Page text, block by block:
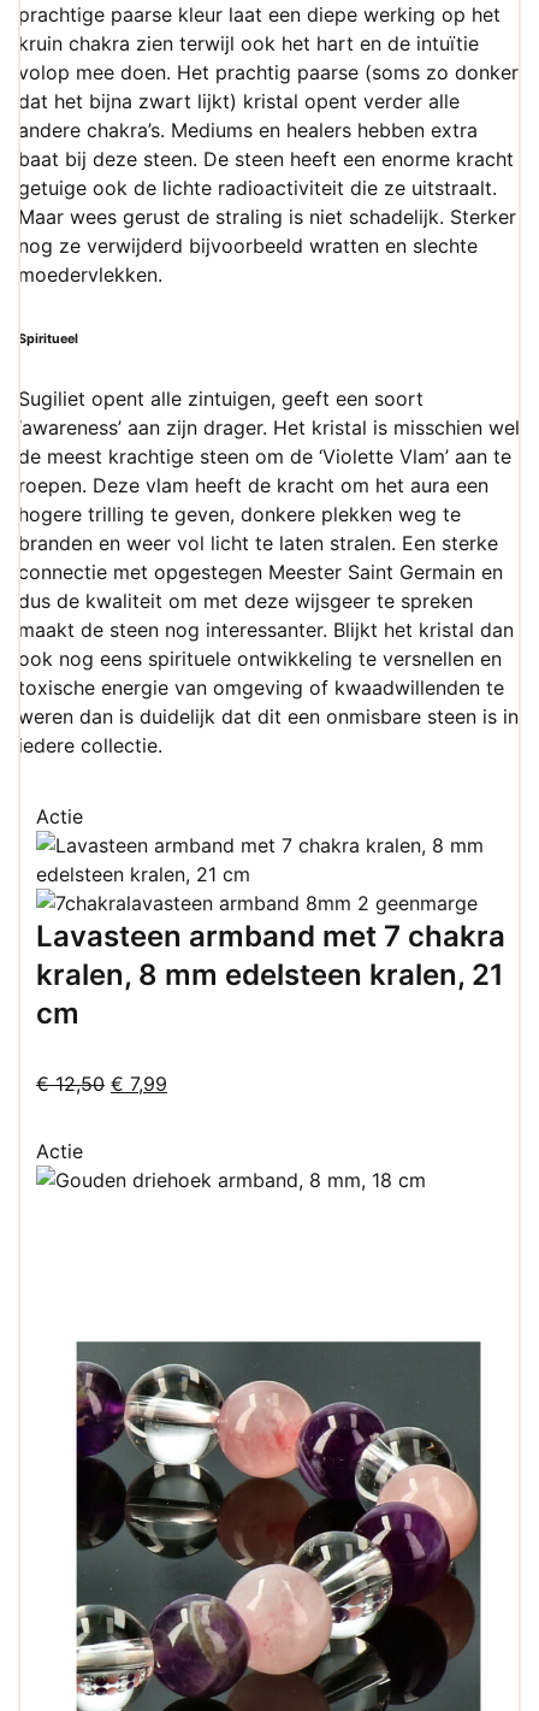
prachtige paarse kleur laat een diepe werking op het
kruin chakra zien terwijl ook het hart en de intuïtie
volop mee doen. Het prachtig paarse (soms zo donker
dat het bijna zwart lijkt) kristal opent verder alle
andere chakra’s. Mediums en healers hebben extra
baat bij deze steen. De steen heeft een enorme kracht
getuige ook de lichte radioactiviteit die ze uitstraalt.
Maar wees gerust de straling is niet schadelijk. Sterker
nog ze verwijderd bijvoorbeeld wratten en slechte
moedervlekken.
Spiritueel
Sugiliet opent alle zintuigen, geeft een soort
‘awareness’ aan zijn drager. Het kristal is misschien wel
de meest krachtige steen om de ‘Violette Vlam’ aan te
roepen. Deze vlam heeft de kracht om het aura een
hogere trilling te geven, donkere plekken weg te
branden en weer vol licht te laten stralen. Een sterke
connectie met opgestegen Meester Saint Germain en
dus de kwaliteit om met deze wijsgeer te spreken
maakt de steen nog interessanter. Blijkt het kristal dan
ook nog eens spirituele ontwikkeling te versnellen en
toxische energie van omgeving of kwaadwillenden te
weren dan is duidelijk dat dit een onmisbare steen is in
iedere collectie.
Actie
Lavasteen armband met 7 chakra
kralen, 8 mm edelsteen kralen, 21
cm
€12,50 Oorspronkelijke
€ 12,50.
€ 7,99
€ 7,99.
Actie